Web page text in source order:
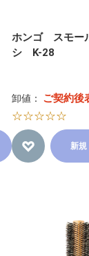
ホンゴ スモー
シ K-28
卸値： ご契約後
☆☆☆☆☆
新規